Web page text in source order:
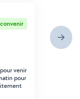
venir
pour